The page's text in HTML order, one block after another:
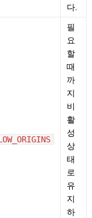
다.
필
요
할
때
까
지
비
활
성
상
태
로
유
지
하